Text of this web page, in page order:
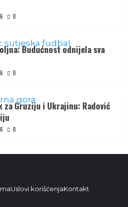
0
Budućnost odnijela sva
0
Gruziju i Ukrajinu: Radović
0
Uslovi korišćenjaKontakt